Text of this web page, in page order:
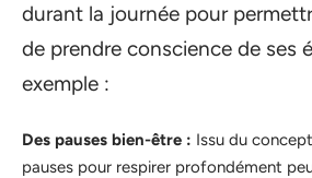
durant la journée pour
de prendre conscience de ses
exemple :
Des pauses bien-être : Issu du
pauses pour respirer profondément